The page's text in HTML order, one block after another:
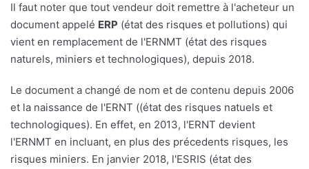
Il faut noter que tout vendeur doit remettre à l'acheteur un
document appelé ERP (état des risques et pollutions) qui
vient en remplacement de l'ERNMT (état des risques
naturels, miniers et technologiques), depuis 2018.
Le document a changé de nom et de contenu depuis 2006
et la naissance de l'ERNT ((état des risques natuels et
technologiques). En effet, en 2013, l'ERNT devient
l'ERNMT en incluant, en plus des précedents risques, les
risques miniers. En janvier 2018, l'ESRIS (état des